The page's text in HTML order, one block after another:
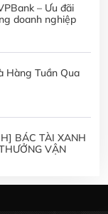
– Ưu đãi
doanh nghiệp
Hàng Tuần Qua
BÁC TÀI XANH
VẬN